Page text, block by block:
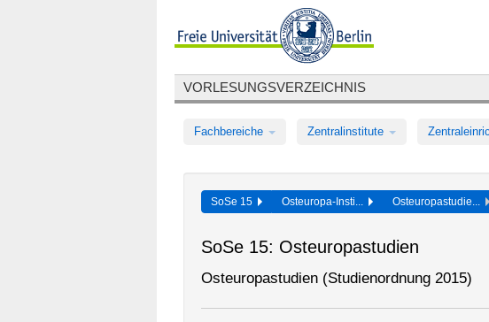
VORLESUNGSVERZEICHNIS
Fachbereiche Zentralinstitute
SoSe 15 Osteuropa-Insti... Osteuropastudie...
SoSe 15: Osteuropastudien
Osteuropastudien (Studienordnung 2015)